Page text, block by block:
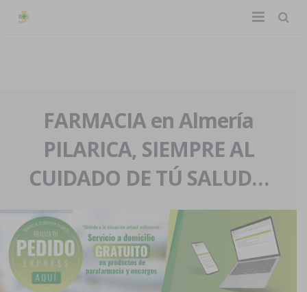
La farmacia
Nuestra historia
Nuestro equipo
Eventos
Servicios y reservas
Pedidos express
Blog
Contacto
FARMACIA en Almería
PILARICA, SIEMPRE AL
CUIDADO DE TÚ SALUD…